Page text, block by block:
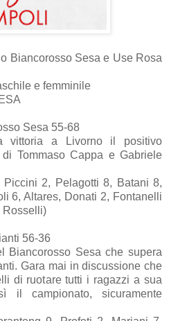
Biancorosso Sesa e Use Rosa
e femminile
Sesa 55-68
vittoria a Livorno il positivo
Tommaso Cappa e Gabriele
Piccini 2, Pelagotti 8, Batani 8,
6, Altares, Donati 2, Fontanelli
Rosselli)
56-36
Biancorosso Sesa che supera
Gara mai in discussione che
di ruotare tutti i ragazzi a sua
il campionato, sicuramente